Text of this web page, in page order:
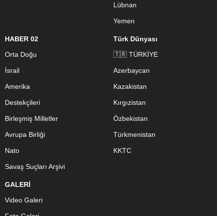
Lübnan
Yemen
HABER 02
Orta Doğu
İsrail
Amerika
Destekçileri
Birleşmiş Milletler
Avrupa Birliği
Nato
Savaş Suçları Arşivi
Türk Dünyası
🇹🇷 TÜRKİYE
Azerbaycan
Kazakistan
Kırgızistan
Özbekistan
Türkmenistan
KKTC
GALERİ
Video Galeri